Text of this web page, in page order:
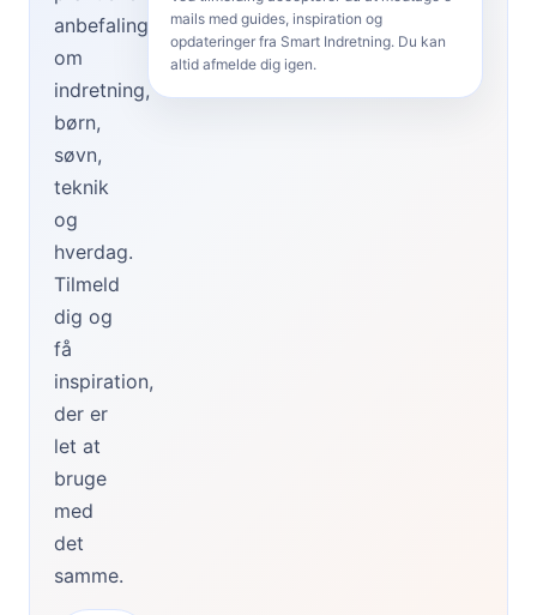
o
f
anbefalinger
om
indretning,
børn,
søvn,
teknik
og
hverdag.
Tilmeld
dig og
få
inspiration,
der er
let at
bruge
med
det
samme.
mails med guides, inspiration og
opdateringer fra Smart Indretning. Du kan
altid afmelde dig igen.